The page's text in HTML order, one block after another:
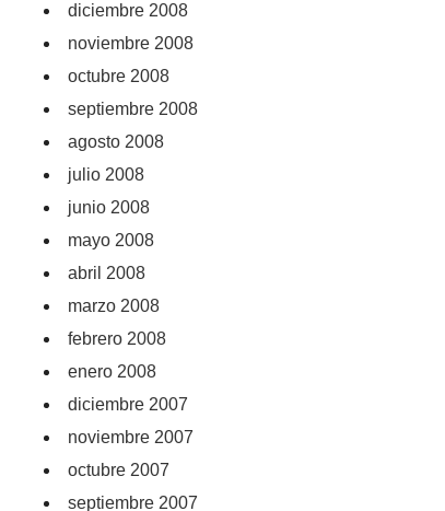
diciembre 2008
noviembre 2008
octubre 2008
septiembre 2008
agosto 2008
julio 2008
junio 2008
mayo 2008
abril 2008
marzo 2008
febrero 2008
enero 2008
diciembre 2007
noviembre 2007
octubre 2007
septiembre 2007